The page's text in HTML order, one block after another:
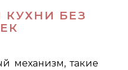
КУХНИ БЕЗ
механизм, такие